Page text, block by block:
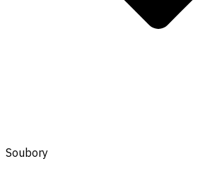
Soubory